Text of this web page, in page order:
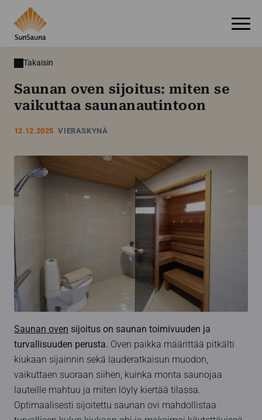
Takaisin
12.12.2025 VIERASKYNÄ
Saunan oven sijoitus: miten se
vaikuttaa saunanautintoon
Saunan oven sijoitus on saunan toimivuuden ja
turvallisuuden perusta. Oven paikka määrittää pitkälti
kiukaan sijainnin sekä lauderatkaisun muodon,
vaikuttaen suoraan siihen, kuinka monta saunojaa
lauteille mahtuu ja miten löyly kiertää tilassa.
Optimaalisesti sijoitettu saunan ovi mahdollistaa